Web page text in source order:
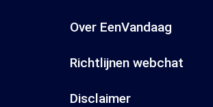
Over EenVandaag
Richtlijnen webchat
Disclaimer